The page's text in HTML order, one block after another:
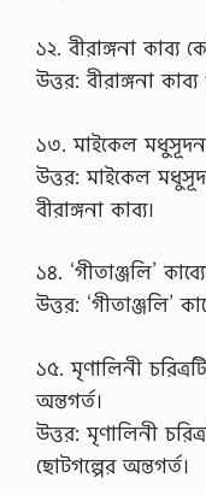
১২. বীরাঙ্গনা কাব্য
উত্তর: বীরাঙ্গনা
১৩. মাইকেল মধুসূদন
উত্তর: মাইকেল
বীরাঙ্গনা কাব্য।
১৪. ‘গীতাঞ্জলি’
উত্তর: ‘গীতাঞ্জলি’
১৫. মৃণালিনী
অন্তগর্ত।
উত্তর: মৃণালিনী
ছোটগল্পের অন্তগর্ত।